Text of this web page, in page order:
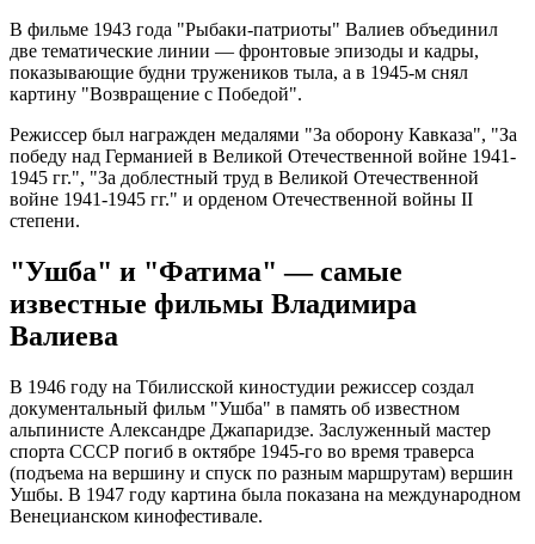
В фильме 1943 года "Рыбаки-патриоты" Валиев объединил
две тематические линии — фронтовые эпизоды и кадры,
показывающие будни тружеников тыла, а в 1945-м снял
картину "Возвращение с Победой".
Режиссер был награжден медалями "За оборону Кавказа", "За
победу над Германией в Великой Отечественной войне 1941-
1945 гг.", "За доблестный труд в Великой Отечественной
войне 1941-1945 гг." и орденом Отечественной войны II
степени.
"Ушба" и "Фатима" — самые
известные фильмы Владимира
Валиева
В 1946 году на Тбилисской киностудии режиссер создал
документальный фильм "Ушба" в память об известном
альпинисте Александре Джапаридзе. Заслуженный мастер
спорта СССР погиб в октябре 1945-го во время траверса
(подъема на вершину и спуск по разным маршрутам) вершин
Ушбы. В 1947 году картина была показана на международном
Венецианском кинофестивале.